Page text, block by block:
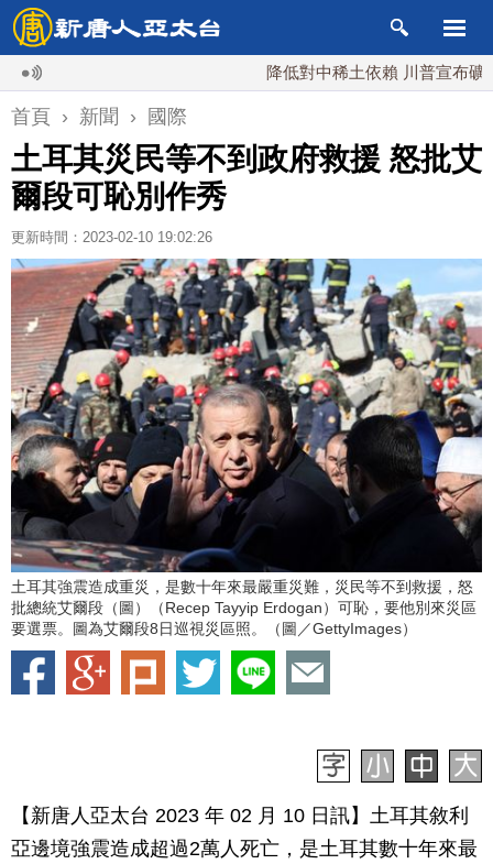
降低對中稀土依賴 川普宣布礦業投資
首頁 › 新聞 › 國際
土耳其災民等不到政府救援 怒批艾
爾段可恥別作秀
更新時間：2023-02-10 19:02:26
土耳其強震造成重災，是數十年來最嚴重災難，災民等不到救援，怒
批總統艾爾段（圖）（Recep Tayyip Erdogan）可恥，要他別來災區
要選票。圖為艾爾段8日巡視災區照。（圖／GettyImages）
【新唐人亞太台 2023 年 02 月 10 日訊】土耳其敘利
亞邊境強震造成超過2萬人死亡，是土耳其數十年來最